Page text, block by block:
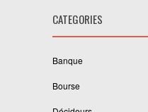
CATEGORIES
Banque
Bourse